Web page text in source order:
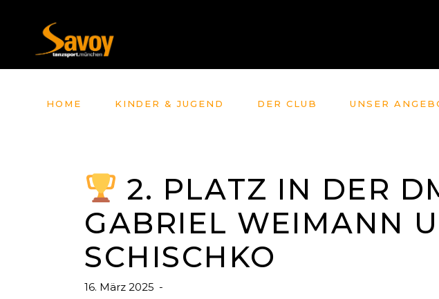
HOME KINDER & JUGEND DER CLUB UNSER
2. PLATZ IN DER
GABRIEL WEIMANN
SCHISCHKO
16. März 2025